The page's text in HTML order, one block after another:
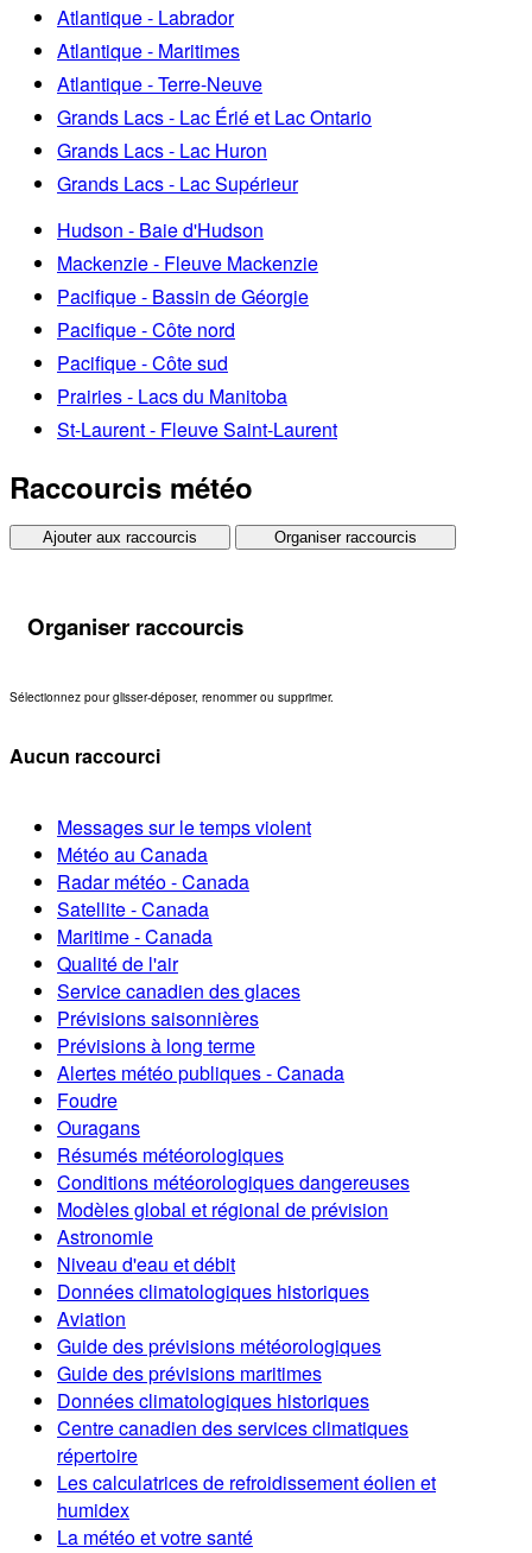
Atlantique - Labrador
Atlantique - Maritimes
Atlantique - Terre-Neuve
Grands Lacs - Lac Érié et Lac Ontario
Grands Lacs - Lac Huron
Grands Lacs - Lac Supérieur
Hudson - Baie d'Hudson
Mackenzie - Fleuve Mackenzie
Pacifique - Bassin de Géorgie
Pacifique - Côte nord
Pacifique - Côte sud
Prairies - Lacs du Manitoba
St-Laurent - Fleuve Saint-Laurent
Raccourcis météo
Ajouter aux raccourcis Organiser raccourcis
Organiser raccourcis
Sélectionnez pour glisser-déposer, renommer ou supprimer.
Aucun raccourci
Messages sur le temps violent
Météo au Canada
Radar météo - Canada
Satellite - Canada
Maritime - Canada
Qualité de l'air
Service canadien des glaces
Prévisions saisonnières
Prévisions à long terme
Alertes météo publiques - Canada
Foudre
Ouragans
Résumés météorologiques
Conditions météorologiques dangereuses
Modèles global et régional de prévision
Astronomie
Niveau d'eau et débit
Données climatologiques historiques
Aviation
Guide des prévisions météorologiques
Guide des prévisions maritimes
Données climatologiques historiques
Centre canadien des services climatiques
répertoire
Les calculatrices de refroidissement éolien et
humidex
La météo et votre santé